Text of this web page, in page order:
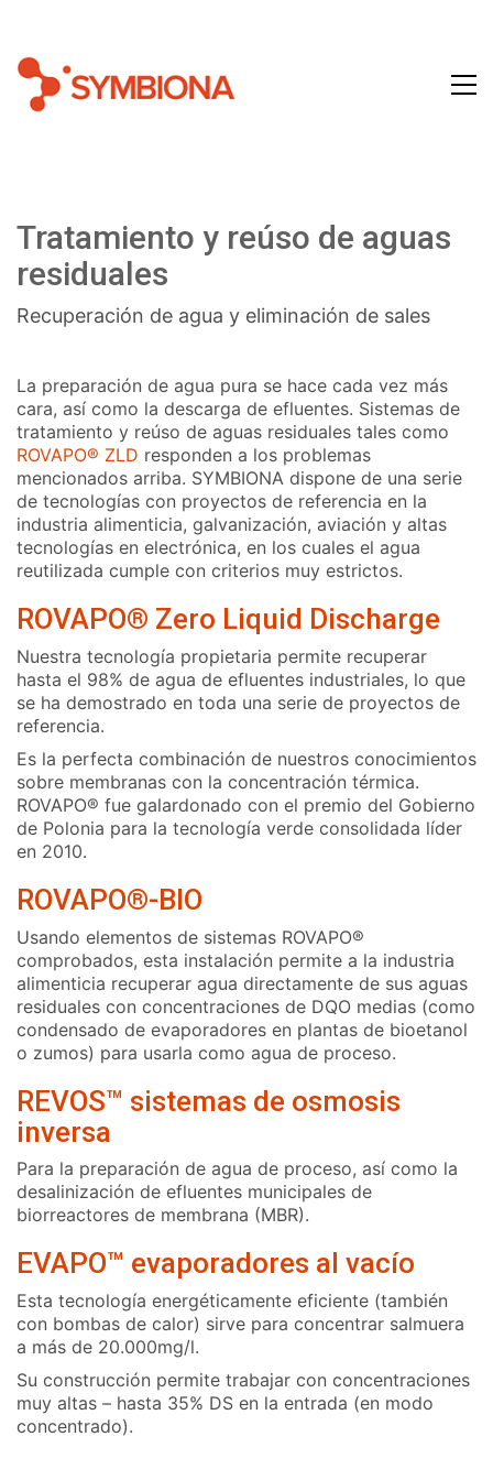
Tratamiento y reúso de aguas
residuales
Recuperación de agua y eliminación de sales
La preparación de agua pura se hace cada vez más
cara, así como la descarga de efluentes. Sistemas de
tratamiento y reúso de aguas residuales tales como
ROVAPO® ZLD responden a los problemas
mencionados arriba. SYMBIONA dispone de una serie
de tecnologías con proyectos de referencia en la
industria alimenticia, galvanización, aviación y altas
tecnologías en electrónica, en los cuales el agua
reutilizada cumple con criterios muy estrictos.
ROVAPO® Zero Liquid Discharge
Nuestra tecnología propietaria permite recuperar
hasta el 98% de agua de efluentes industriales, lo que
se ha demostrado en toda una serie de proyectos de
referencia.
Es la perfecta combinación de nuestros conocimientos
sobre membranas con la concentración térmica.
ROVAPO® fue galardonado con el premio del Gobierno
de Polonia para la tecnología verde consolidada líder
en 2010.
ROVAPO®-BIO
Usando elementos de sistemas ROVAPO®
comprobados, esta instalación permite a la industria
alimenticia recuperar agua directamente de sus aguas
residuales con concentraciones de DQO medias (como
condensado de evaporadores en plantas de bioetanol
o zumos) para usarla como agua de proceso.
REVOS™ sistemas de osmosis
inversa
Para la preparación de agua de proceso, así como la
desalinización de efluentes municipales de
biorreactores de membrana (MBR).
EVAPO™ evaporadores al vacío
Esta tecnología energéticamente eficiente (también
con bombas de calor) sirve para concentrar salmuera
a más de 20.000mg/l.
Su construcción permite trabajar con concentraciones
muy altas – hasta 35% DS en la entrada (en modo
concentrado).